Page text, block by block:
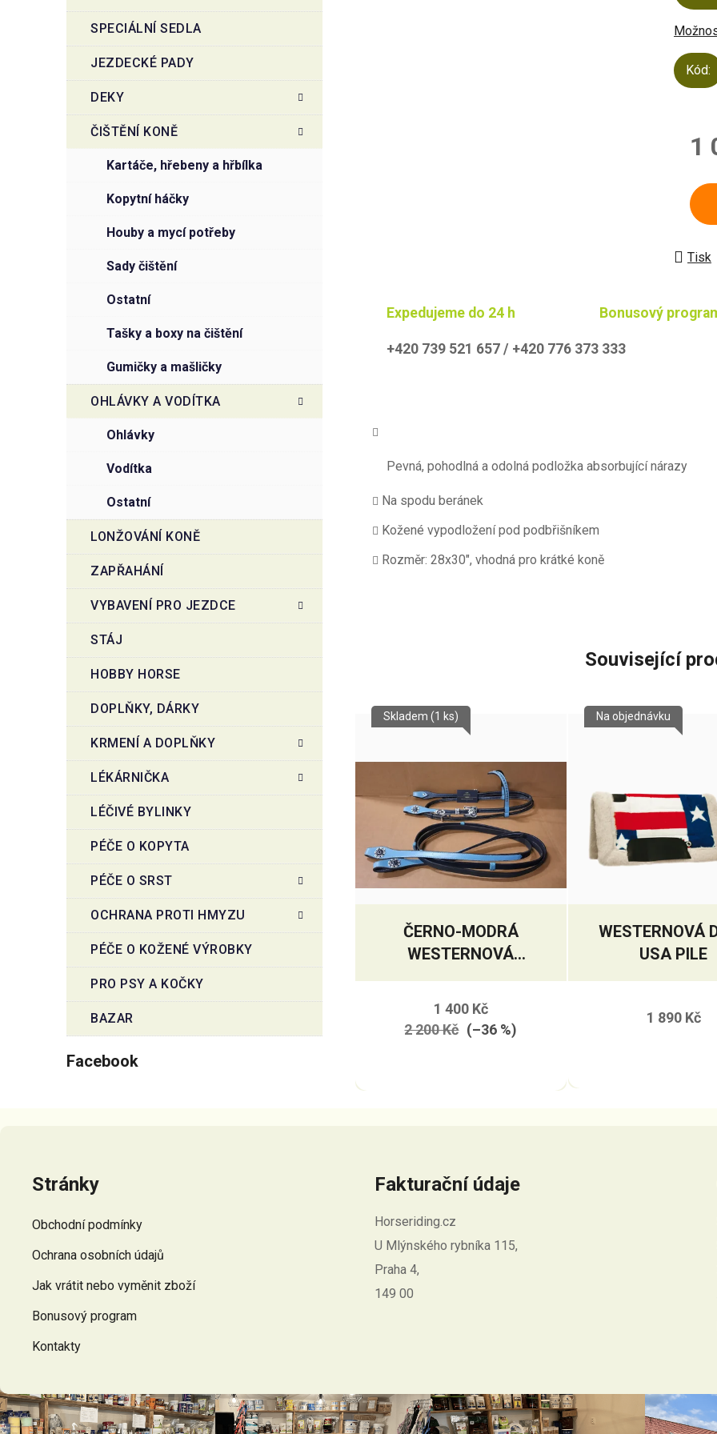
SPECIÁLNÍ SEDLA
JEZDECKÉ PADY
DEKY
ČIŠTĚNÍ KONĚ
kartáče, hřebeny a hřbílka
kopytní háčky
houby a mycí potřeby
sady čištění
ostatní
tašky a boxy na čištění
gumičky a mašličky
OHLÁVKY A VODÍTKA
ohlávky
vodítka
ostatní
LONŽOVÁNÍ KONĚ
ZAPŘAHÁNÍ
VYBAVENÍ PRO JEZDCE
STÁJ
HOBBY HORSE
DOPLŇKY, DÁRKY
KRMENÍ A DOPLŇKY
LÉKÁRNIČKA
LÉČIVÉ BYLINKY
PÉČE O KOPYTA
PÉČE O SRST
OCHRANA PROTI HMYZU
PÉČE O KOŽENÉ VÝROBKY
PRO PSY A KOČKY
BAZAR
Facebook
Kód:
1
Tisk
Expedujeme do 24 h Bonusový
+420 739 521 657 / +420 776 373 333
Pevná, pohodlná a odolná podložka absorbující nárazy
Na spodu beránek
Kožené vypodložení pod podbřišníkem
Rozměr: 28x30", vhodná pro krátké koně
Související
ČERNO-MODRÁ
WESTERNOVÁ
UZDEČKA S
OTĚŽEMI
Skladem (1 ks)
1 400 Kč
2 200 Kč (–36 %)
WESTERNOVÁ
USA PILE
Na objednávku
1 890 Kč
Stránky
Obchodní podmínky
Ochrana osobních údajů
Jak vrátit nebo vyměnit zboží
Bonusový program
Kontakty
Fakturační údaje
Horseriding.cz
U Mlýnského rybníka 115,
Praha 4,
149 00